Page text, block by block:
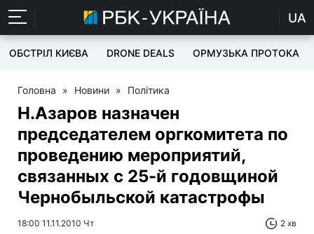
UA
ОБСТРІЛ КИЄВА DRONE DEALS ОРМУЗЬКА ПРОТОКА
Головна » Новини » Політика
Н.Азаров назначен
председателем оргкомитета по
проведению мероприятий,
связанных с 25-й годовщиной
Чернобыльской катастрофы
18:00 11.11.2010 Чт 2 хв